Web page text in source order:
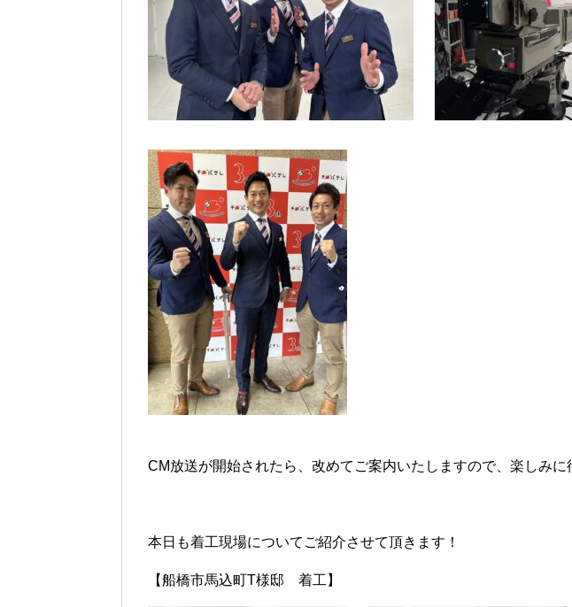
CM放送が開始されたら、改めてご案内いたしますので、楽しみ
本日も着工現場についてご紹介させて頂きます！
【船橋市馬込町T様邸 着工】